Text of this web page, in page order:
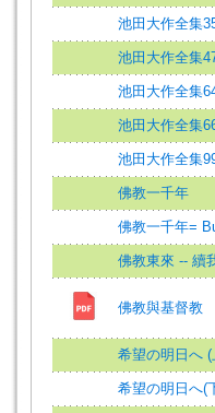
池田大作全集
池田大作全集
池田大作全集
池田大作全集
池田大作全集
佛教一千年
佛教一千年=
佛教東來 -- 續
佛教與基督教
希望の明日へ
希望の明日へ(